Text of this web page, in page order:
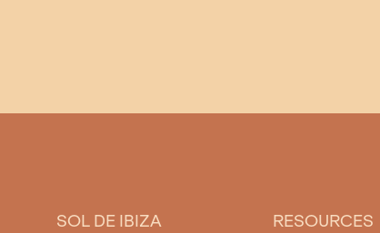
SOL DE IBIZA RESOURCES